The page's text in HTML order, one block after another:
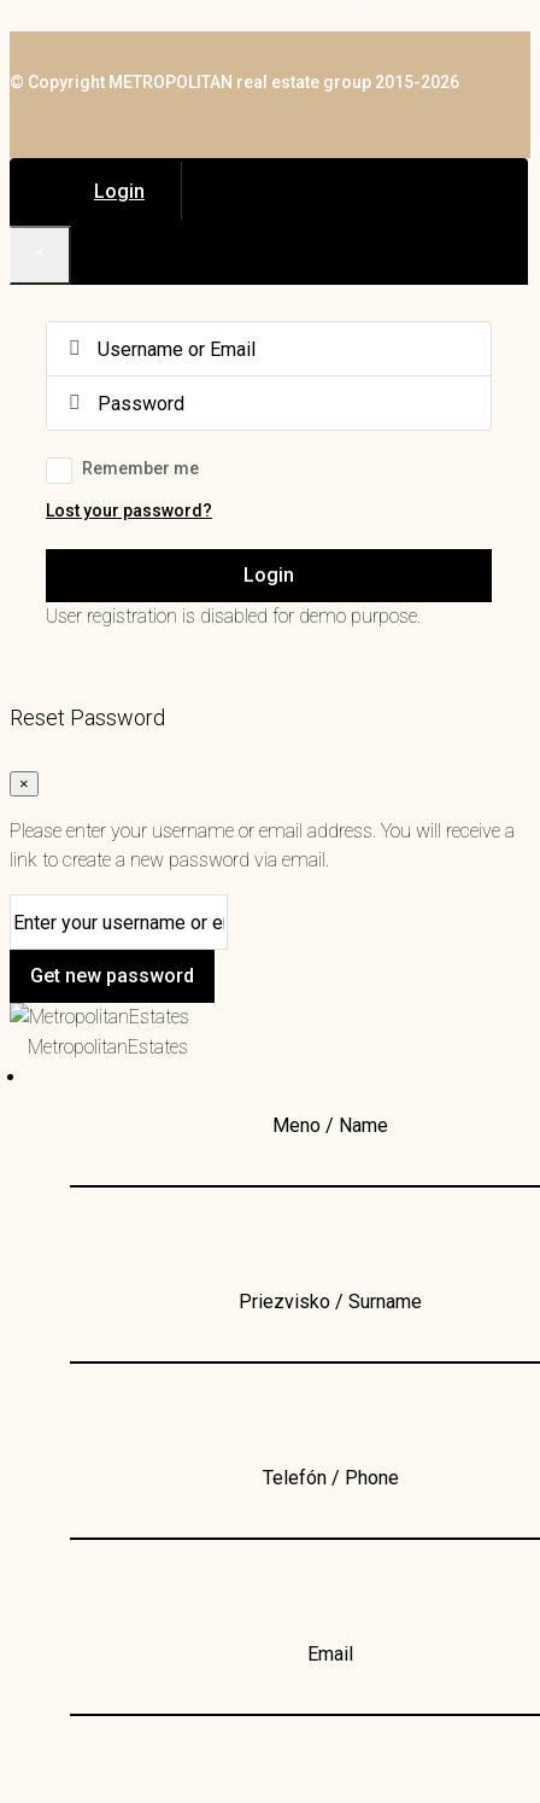
© Copyright METROPOLITAN real estate group 2015-2026
Login
Remember me
Lost your password?
Login
User registration is disabled for demo purpose.
Reset Password
×
Please enter your username or email address. You will receive a
link to create a new password via email.
Get new password
MetropolitanEstates
Meno / Name
Priezvisko / Surname
Telefón / Phone
Email